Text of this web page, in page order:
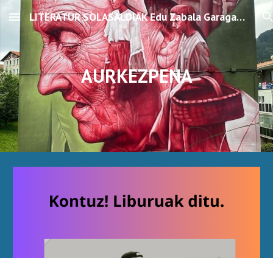
Skip to main content Skip to navigation
LITERATUR SOLASALDIAK Edu Zabala Garagartza
AURKEZPENA